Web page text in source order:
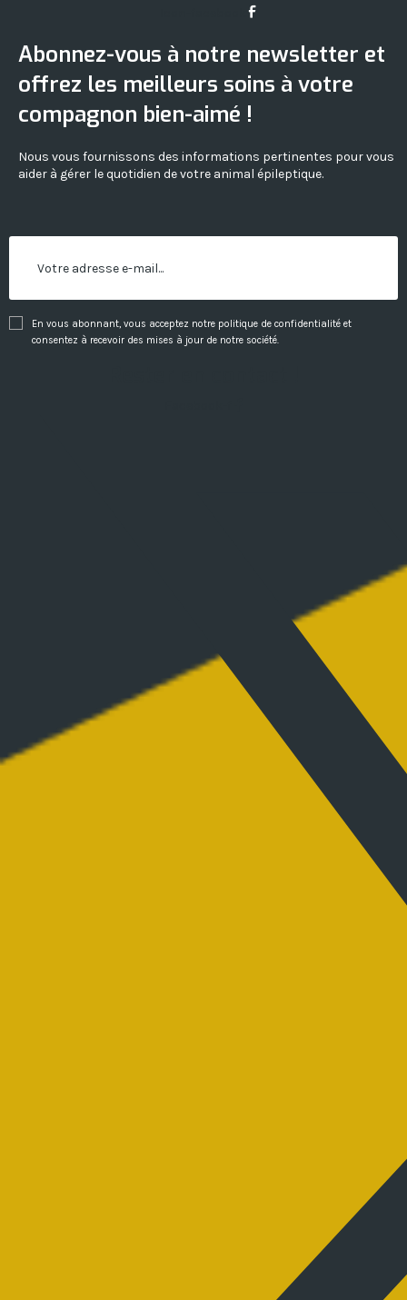
Abonnez-vous à notre newsletter et
offrez les meilleurs soins à votre
compagnon bien-aimé !
Nous vous fournissons des informations pertinentes pour vous
aider à gérer le quotidien de votre animal épileptique.
En vous abonnant, vous acceptez notre politique de confidentialité et
consentez à recevoir des mises à jour de notre société.